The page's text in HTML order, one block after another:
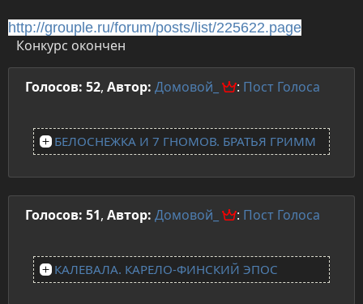
http://grouple.ru/forum/posts/list/225622.page
Конкурс окончен
Голосов: 52, Автор: Домовой_ : Пост Голоса
БЕЛОСНЕЖКА И 7 ГНОМОВ. БРАТЬЯ ГРИММ
Голосов: 51, Автор: Домовой_ : Пост Голоса
КАЛЕВАЛА. КАРЕЛО-ФИНСКИЙ ЭПОС